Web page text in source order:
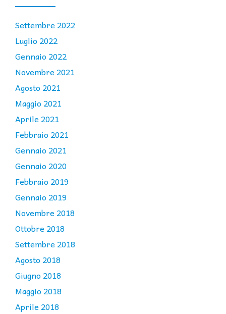
Settembre 2022
Luglio 2022
Gennaio 2022
Novembre 2021
Agosto 2021
Maggio 2021
Aprile 2021
Febbraio 2021
Gennaio 2021
Gennaio 2020
Febbraio 2019
Gennaio 2019
Novembre 2018
Ottobre 2018
Settembre 2018
Agosto 2018
Giugno 2018
Maggio 2018
Aprile 2018